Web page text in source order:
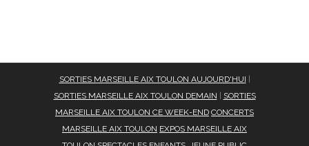
SORTIES MARSEILLE AIX TOULON AUJOURD'HUI |
SORTIES MARSEILLE AIX TOULON DEMAIN | SORTIES
MARSEILLE AIX TOULON CE WEEK-END CONCERTS
MARSEILLE AIX TOULON EXPOS MARSEILLE AIX